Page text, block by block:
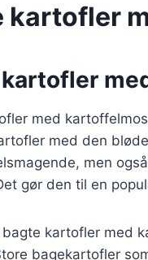
kartofler
med
med den
men
gør den til en
bagte kartofler med
bagekartofler